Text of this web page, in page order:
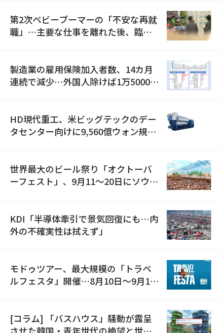
第2次ベビーブーマーの「不安な再就
職」…主要な仕事を離れた後、臨時
製造業の雇用保険加入者数、14カ月
連続で減少…外国人除けば1万5000人
HD現代重工、米ビッグテックのデー
タセンター向けに9,560億ウォン規模
世界最大のビール祭り「オクトーバ
ーフェスト」、9月11〜20日にソウル
KDI「半導体牽引で景気回復にも…内
外の不確実性は拭えず」
モドゥツアー、最大規模の「トラベ
ルフェスタ」開催…8月10日～9月11
[コラム] 「バスハウス」騒動が露呈
させた韓国・青年世代の絶望と世代